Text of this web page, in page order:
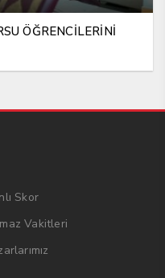
ÖĞRENCİLERİNİ
Skor
Vakitleri